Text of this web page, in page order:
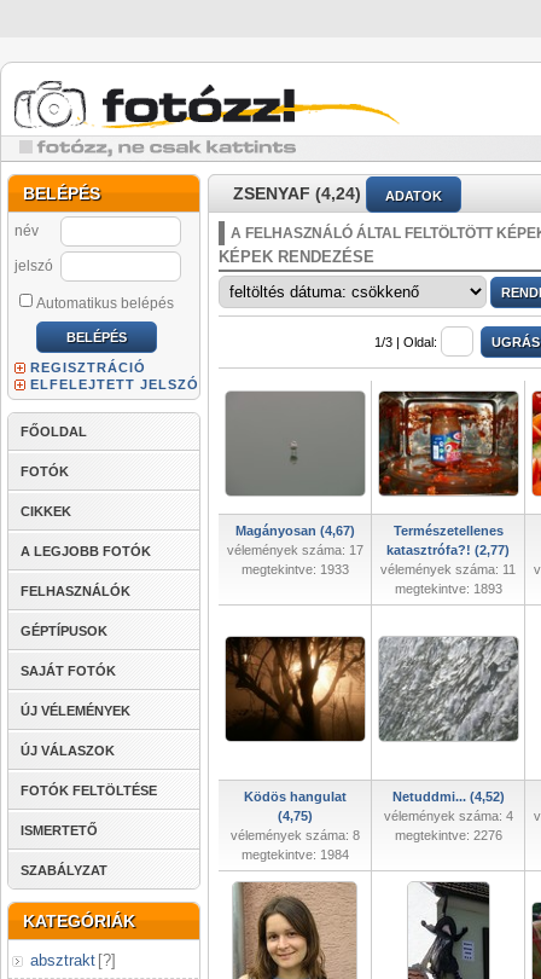
BELÉPÉS
név
jelszó
Automatikus belépés
REGISZTRÁCIÓ
ELFELEJTETT JELSZÓ
FŐOLDAL
FOTÓK
CIKKEK
A LEGJOBB FOTÓK
FELHASZNÁLÓK
GÉPTÍPUSOK
SAJÁT FOTÓK
ÚJ VÉLEMÉNYEK
ÚJ VÁLASZOK
FOTÓK FELTÖLTÉSE
ISMERTETŐ
SZABÁLYZAT
KATEGÓRIÁK
absztrakt [?]
ZSENYAF (4,24) ADATOK
A FELHASZNÁLÓ ÁLTAL FELTÖLTÖTT
KÉPEK RENDEZÉSE
1/3 | Oldal:
Magányosan (4,67)
vélemények száma: 17
megtekintve: 1933
Természetellenes
katasztrófa?! (2,77)
vélemények száma: 11
megtekintve: 1893
Ködös hangulat
(4,75)
vélemények száma: 8
megtekintve: 1984
Netuddmi... (4,52)
vélemények száma: 4
megtekintve: 2276